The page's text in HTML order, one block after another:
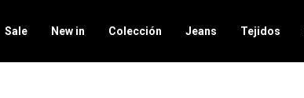
Sale New in Colección Jeans Tejidos